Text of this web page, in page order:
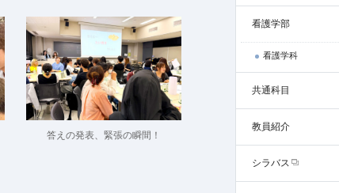
答えの発表、緊張の瞬間！
看護学部
看護学科
共通科目
教員紹介
シラバス